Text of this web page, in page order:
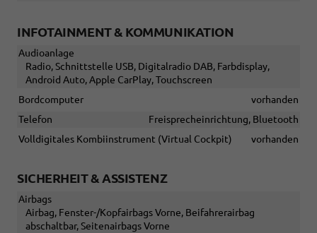
INFOTAINMENT & KOMMUNIKATION
Audioanlage
Radio, Schnittstelle USB, Digitalradio DAB, Farbdisplay,
Android Auto, Apple CarPlay, Touchscreen
Bordcomputer
vorhanden
Telefon
Freisprecheinrichtung, Bluetooth
Volldigitales Kombiinstrument (Virtual Cockpit)
vorhanden
SICHERHEIT & ASSISTENZ
Airbags
Airbag, Fenster-/Kopfairbags Vorne, Beifahrerairbag
abschaltbar, Seitenairbags Vorne